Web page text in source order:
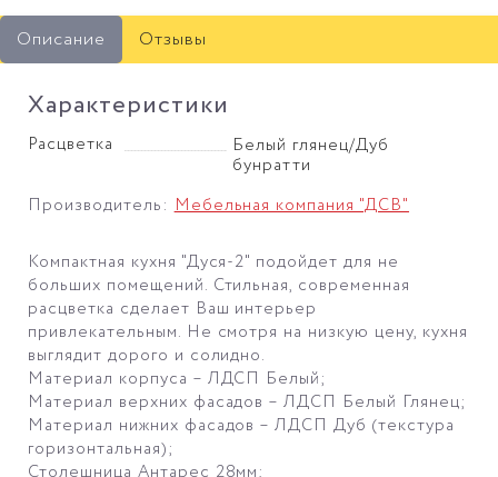
Описание Отзывы
Характеристики
Расцветка
Белый глянец/Дуб
бунратти
Производитель:Мебельная компания "ДСВ"
Компактная кухня "Дуся-2" подойдет для не
больших помещений. Стильная, современная
расцветка сделает Ваш интерьер
привлекательным. Не смотря на низкую цену, кухня
выглядит дорого и солидно.
Материал корпуса – ЛДСП Белый;
Материал верхних фасадов – ЛДСП Белый Глянец;
Материал нижних фасадов – ЛДСП Дуб (текстура
горизонтальная);